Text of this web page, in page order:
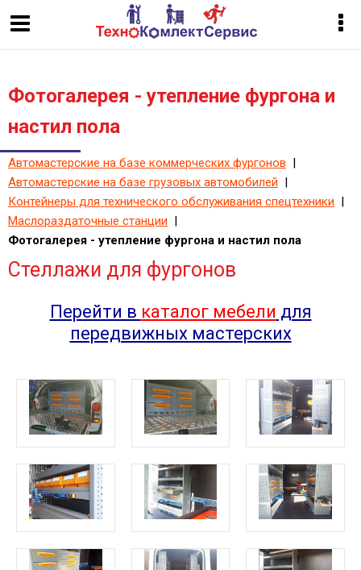
Фотогалерея - утепление фургона и
настил пола
Автомастерские на базе коммерческих фургонов |
Автомастерские на базе грузовых автомобилей |
Контейнеры для технического обслуживания спецтехники |
Маслораздаточные станции |
Фотогалерея - утепление фургона и настил пола
Стеллажи для фургонов
Перейти в каталог мебели для
передвижных мастерских